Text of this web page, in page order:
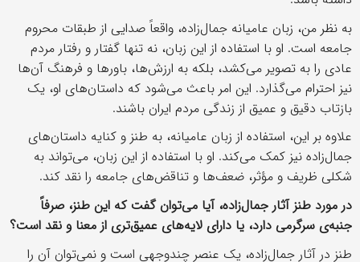
به نظر من، زبان عامیانه جمال‌زاده، واقعاً صدایی از طبقات محروم
جامعه است. او با استفاده از این زبان، نه تنها گفتار و رفتار مردم
عادی را به تصویر می‌کشد، بلکه به ارزش‌ها، باورها و فرهنگ آن‌ها
نیز احترام می‌گذارد. این امر باعث می‌شود که داستان‌های او، یک
بازتاب دقیق و عمیق از زندگی مردم ایران باشند.
علاوه بر این، استفاده از زبان عامیانه، به طنز و کنایه داستان‌های
جمال‌زاده نیز کمک می‌کند. او با استفاده از این زبان، می‌تواند به
شکلی ظریف و مؤثر، ضعف‌ها و تناقض‌های جامعه را نقد کند.
در مورد طنز آثار جمال‌زاده، آیا می‌توان گفت که این طنز، صرفاً
جنبه‌ی سرگرمی دارد، یا دارای لایه‌های عمیق‌تری از معنا و نقد است؟
طنز در آثار جمال‌زاده، یک عنصر چندوجهی است و نمی‌توان آن را